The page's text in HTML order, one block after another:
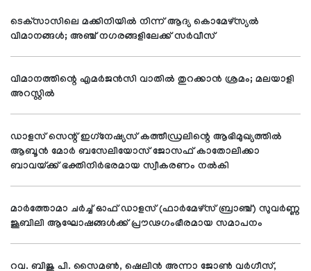
ടെക്‌സാസിലെ മക്കിനിയില്‍ നിന്ന് ആദ്യ കൊമേഴ്‌സ്യല്‍
വിമാനങ്ങള്‍; അഞ്ച് നഗരങ്ങളിലേക്ക് സര്‍വീസ്
വിമാനത്തിന്റെ എമര്‍ജന്‍സി വാതില്‍ തുറക്കാന്‍ ശ്രമം; മലയാളി
അറസ്റ്റില്‍
ഡാളസ് സെന്റ് ഇഗ്‌നേഷ്യസ് കത്തീഡ്രലിന്റെ ആഭിമുഖ്യത്തില്‍
ആബൂന്‍ മോര്‍ ബസേലിയോസ് ജോസഫ് കാതോലിക്കാ
ബാവയ്ക്ക് ഭക്തിനിര്‍ഭരമായ സ്വീകരണം നല്‍കി
മാര്‍ത്തോമാ ചര്‍ച്ച് ഓഫ് ഡാളസ് (ഫാര്‍മേഴ്സ് ബ്രാഞ്ച്) സുവര്‍ണ്ണ
ജൂബിലി ആഘോഷങ്ങള്‍ക്ക് പ്രൗഢഗംഭീരമായ സമാപനം
റവ. ബിജു പി. സൈമണ്‍, ഷെലിന്‍ അന്നാ ജോണ്‍ വര്‍ഗീസ്,